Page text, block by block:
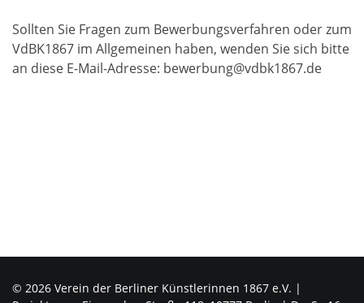
Sollten Sie Fragen zum Bewerbungsverfahren oder zum
VdBK1867 im Allgemeinen haben, wenden Sie sich bitte
an diese E-Mail-Adresse: bewerbung@vdbk1867.de
© 2026 Verein der Berliner Künstlerinnen 1867 e.V. |